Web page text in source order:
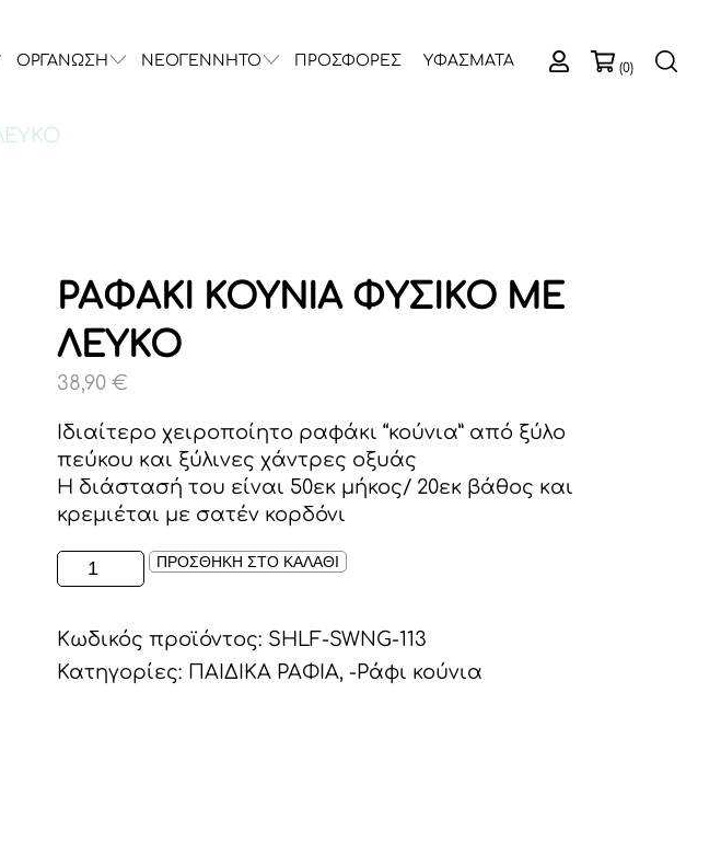
ΟΡΓΑΝΩΣΗ ΝΕΟΓΕΝΝΗΤΟ ΠΡΟΣΦΟΡΕΣ ΥΦΑΣΜΑΤΑ (0)
ΡΑΦΑΚΙ ΚΟΥΝΙΑ ΦΥΣΙΚΟ ΜΕ
ΛΕΥΚΟ
38,90€
Ιδιαίτερο χειροποίητο ραφάκι “κούνια” από ξύλο
πεύκου και ξύλινες χάντρες οξυάς
Η διάστασή του είναι 50εκ μήκος/ 20εκ βάθος και
κρεμιέται με σατέν κορδόνι
ΡΑΦΑΚΙ
ΚΟΥΝΙΑ
ΜΕ
ΛΕΥΚΟ
ΠΡΟΣΘΗΚΗ ΣΤΟ ΚΑΛΑΘΙ
Κωδικός προϊόντος: SHLF-SWNG-113
Κατηγορίες: ΠΑΙΔΙΚΑ ΡΑΦΙΑ,-Ράφι κούνια